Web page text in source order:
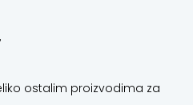
ostalim proizvodima za